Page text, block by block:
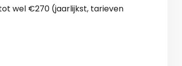
wel €270 (jaarlijkst, tarieven